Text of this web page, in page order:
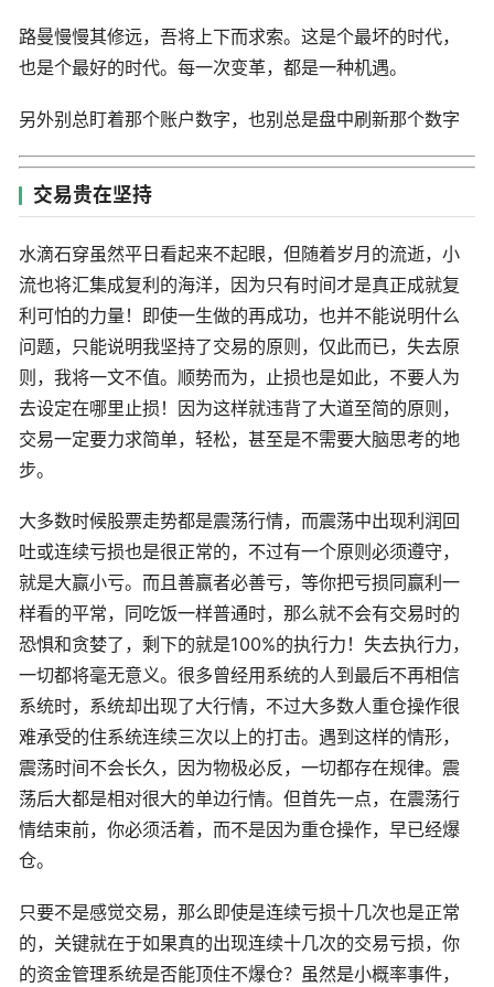
路曼慢慢其修远，吾将上下而求索。这是个最坏的时代，
也是个最好的时代。每一次变革，都是一种机遇。
另外别总盯着那个账户数字，也别总是盘中刷新那个数字
交易贵在坚持
水滴石穿虽然平日看起来不起眼，但随着岁月的流逝，小
流也将汇集成复利的海洋，因为只有时间才是真正成就复
利可怕的力量！即使一生做的再成功，也并不能说明什么
问题，只能说明我坚持了交易的原则，仅此而已，失去原
则，我将一文不值。顺势而为，止损也是如此，不要人为
去设定在哪里止损！因为这样就违背了大道至简的原则，
交易一定要力求简单，轻松，甚至是不需要大脑思考的地
步。
大多数时候股票走势都是震荡行情，而震荡中出现利润回
吐或连续亏损也是很正常的，不过有一个原则必须遵守，
就是大赢小亏。而且善赢者必善亏，等你把亏损同赢利一
样看的平常，同吃饭一样普通时，那么就不会有交易时的
恐惧和贪婪了，剩下的就是100%的执行力！失去执行力，
一切都将毫无意义。很多曾经用系统的人到最后不再相信
系统时，系统却出现了大行情，不过大多数人重仓操作很
难承受的住系统连续三次以上的打击。遇到这样的情形，
震荡时间不会长久，因为物极必反，一切都存在规律。震
荡后大都是相对很大的单边行情。但首先一点，在震荡行
情结束前，你必须活着，而不是因为重仓操作，早已经爆
仓。
只要不是感觉交易，那么即使是连续亏损十几次也是正常
的，关键就在于如果真的出现连续十几次的交易亏损，你
的资金管理系统是否能顶住不爆仓？虽然是小概率事件，